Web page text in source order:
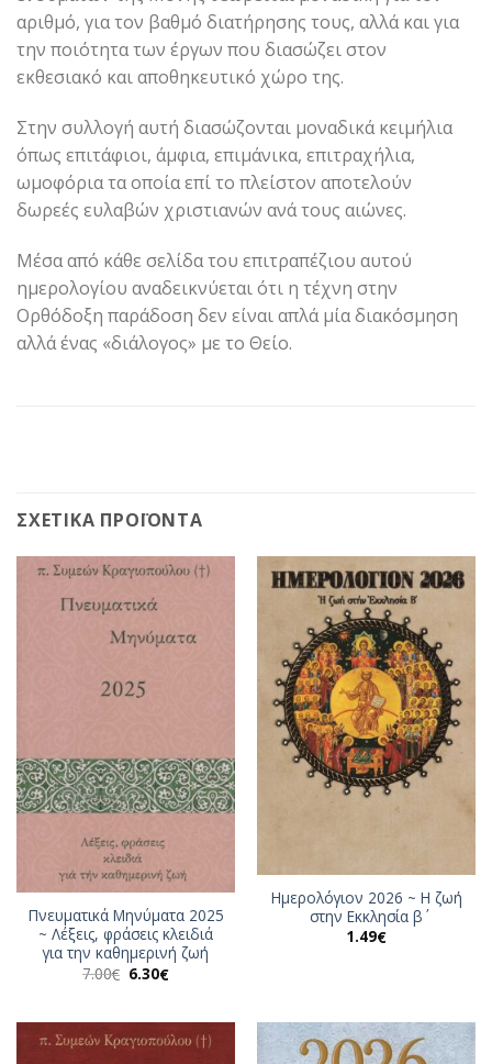
αριθμό, για τον βαθμό διατήρησης τους, αλλά και για
την ποιότητα των έργων που διασώζει στον
εκθεσιακό και αποθηκευτικό χώρο της.
Στην συλλογή αυτή διασώζονται μοναδικά κειμήλια
όπως επιτάφιοι, άμφια, επιμάνικα, επιτραχήλια,
ωμοφόρια τα οποία επί το πλείστον αποτελούν
δωρεές ευλαβών χριστιανών ανά τους αιώνες.
Μέσα από κάθε σελίδα του επιτραπέζιου αυτού
ημερολογίου αναδεικνύεται ότι η τέχνη στην
Ορθόδοξη παράδοση δεν είναι απλά μία διακόσμηση
αλλά ένας «διάλογος» με το Θείο.
ΣΧΕΤΙΚΆ ΠΡΟΪΌΝΤΑ
Πνευματικά Μηνύματα 2025
~ Λέξεις, φράσεις κλειδιά
για την καθημερινή ζωή
7.00€ Original
price
6.30€Η
6.30€.
Ημερολόγιον 2026 ~ Η ζωή
στην Εκκλησία β΄
1.49€